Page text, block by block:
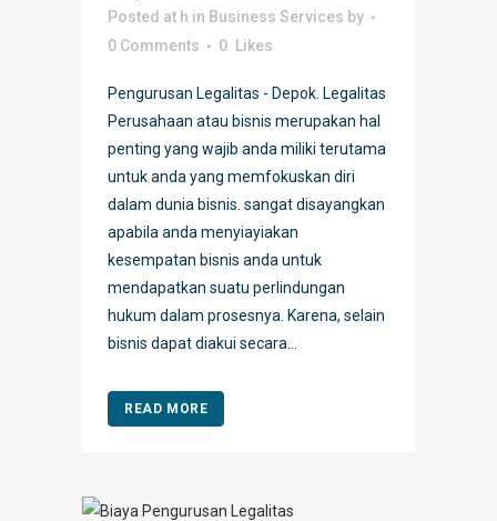
Posted at h in Business Services by
0 Comments
0 Likes
Pengurusan Legalitas - Depok. Legalitas
Perusahaan atau bisnis merupakan hal
penting yang wajib anda miliki terutama
untuk anda yang memfokuskan diri
dalam dunia bisnis. sangat disayangkan
apabila anda menyiayiakan
kesempatan bisnis anda untuk
mendapatkan suatu perlindungan
hukum dalam prosesnya. Karena, selain
bisnis dapat diakui secara...
READ MORE